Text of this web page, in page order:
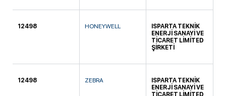
12498 HONEYWELL
ISPARTA TEKNİK
ENERJİ SANAYİ VE
TİCARET LİMİTED
ŞİRKETİ
12498 ZEBRA
ISPARTA TEKNİK
ENERJİ SANAYİ VE
TİCARET LİMİTED